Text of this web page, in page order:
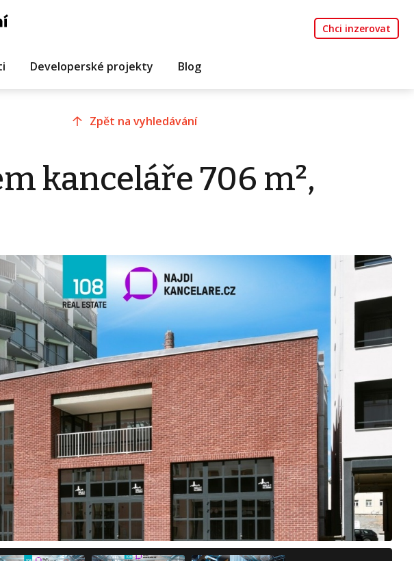
Chci inzerovat
Developerské projekty Blog
Zpět na vyhledávání
kanceláře 706 m²,